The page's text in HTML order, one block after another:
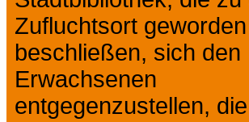
Zufluchtsort
beschließen, sich den
Erwachsenen
entgegenzustellen,